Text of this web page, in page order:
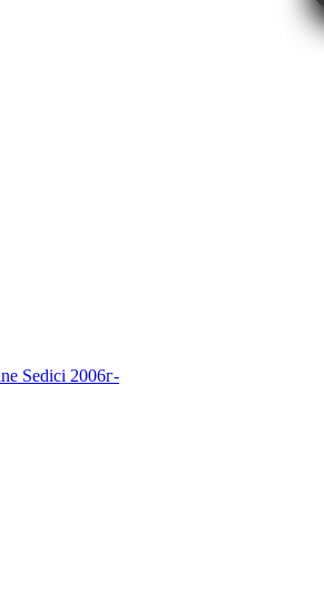
Sedici 2006г-